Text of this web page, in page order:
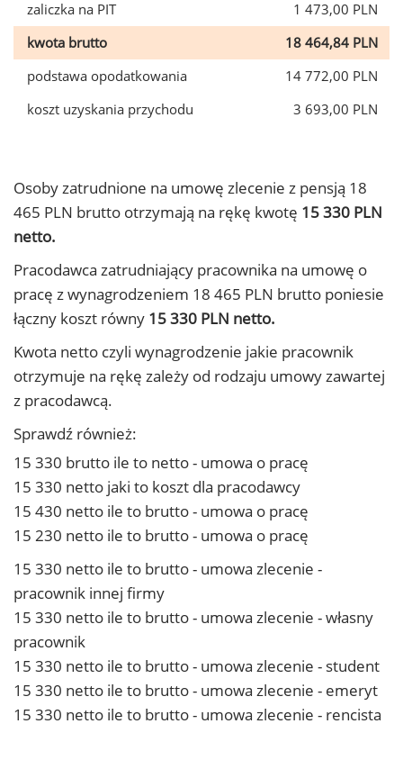
zaliczka na PIT
1 473,00 PLN
kwota brutto
18 464,84 PLN
podstawa opodatkowania
14 772,00 PLN
koszt uzyskania przychodu
3 693,00 PLN
Osoby zatrudnione na umowę zlecenie z pensją 18
465 PLN brutto otrzymają na rękę kwotę 15 330 PLN
netto.
Pracodawca zatrudniający pracownika na umowę o
pracę z wynagrodzeniem 18 465 PLN brutto poniesie
łączny koszt równy 15 330 PLN netto.
Kwota netto czyli wynagrodzenie jakie pracownik
otrzymuje na rękę zależy od rodzaju umowy zawartej
z pracodawcą.
Sprawdź również:
15 330 brutto ile to netto - umowa o pracę
15 330 netto jaki to koszt dla pracodawcy
15 430 netto ile to brutto - umowa o pracę
15 230 netto ile to brutto - umowa o pracę
15 330 netto ile to brutto - umowa zlecenie -
pracownik innej firmy
15 330 netto ile to brutto - umowa zlecenie - własny
pracownik
15 330 netto ile to brutto - umowa zlecenie - student
15 330 netto ile to brutto - umowa zlecenie - emeryt
15 330 netto ile to brutto - umowa zlecenie - rencista